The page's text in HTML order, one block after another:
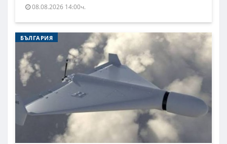
08.08.2026 14:00ч.
БЪЛГАРИЯ